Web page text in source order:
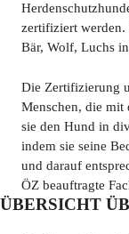
zertifiziert werden.
Bär, Wolf, Luchs
Die Zertifizierung
Menschen, die mit
sie den Hund in
indem sie seine
und darauf
ÖZ beauftragte
ÜBERSICHT